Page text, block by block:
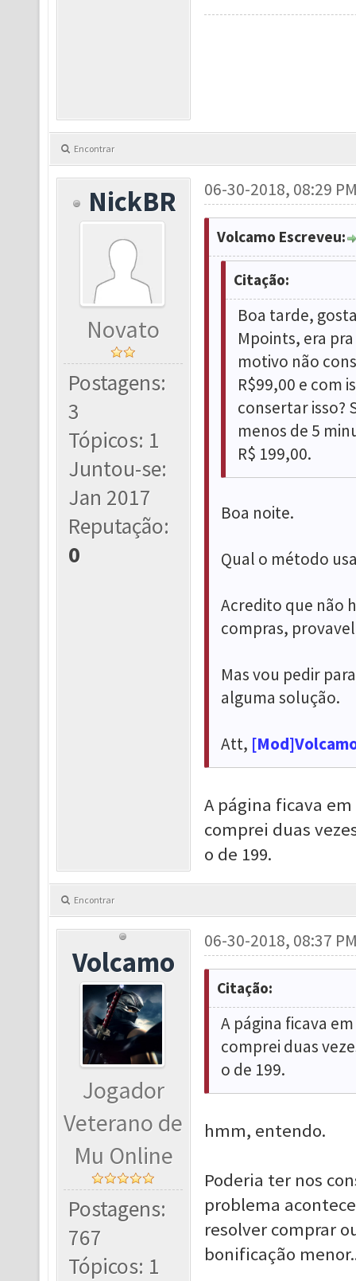
Encontrar
NickBR
Novato
Postagens:
3
Tópicos: 1
Juntou-se:
Jan 2017
Reputação:
0
06-30-2018, 08:29
Volcamo Escreveu:
Citação:
Boa tarde,
Mpoints, era
motivo não
R$99,00 e com
consertar isso?
menos de 5
R$ 199,00.
Boa noite.
Qual o método
Acredito que não
compras,
Mas vou pedir
alguma solução.
Att,
A página ficava
comprei duas
o de 199.
Encontrar
Volcamo
Jogador
Veterano de
Mu Online
Postagens:
767
Tópicos: 1
06-30-2018, 08:37
Citação:
A página ficava
comprei duas
o de 199.
hmm, entendo.
Poderia ter nos
problema
resolver comprar
bonificação